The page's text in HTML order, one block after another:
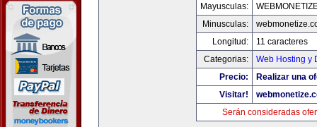
Mayusculas:
Minusculas:
Longitud:
11 caracteres
Categorias:
Web Hosting y
Precio:
Realizar una
Visitar!
Serán consideradas